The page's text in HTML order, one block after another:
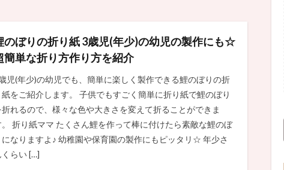
のぼりの折り紙 3歳児(年少)の幼児の製作にも☆
簡単な折り方作り方を紹介
児(年少)の幼児でも、簡単に楽しく製作できる鯉のぼりの折
紙をご紹介します。 子供でもすごく簡単に折り紙で鯉のぼり
折れるので、様々な色や大きさを変えて折ることができま
。 折り紙ママ たくさん鯉を作って棒に付けたら素敵な鯉のぼ
になりますよ♪ 幼稚園や保育園の製作にもピッタリ☆ 年少さ
くらい […]